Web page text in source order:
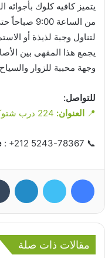
يتميز كافيه كلوك بأجوائه
لتناول وجبة لذيذة أو
يجمع هذا المقهى بين
وجهة محببة للزوار
للتواصل:
📍 العنوان:
📞
: +212 5243-78367
فيسبوك تويتر
مقالات ذات صلة